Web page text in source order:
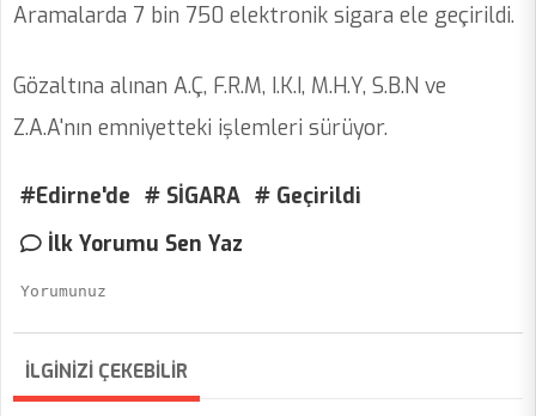
Aramalarda 7 bin 750 elektronik sigara ele geçirildi.
Gözaltına alınan A.Ç, F.R.M, I.K.I, M.H.Y, S.B.N ve
Z.A.A'nın emniyetteki işlemleri sürüyor.
#Edirne'de # SİGARA # Geçirildi
İlk Yorumu Sen Yaz
İLGİNİZİ ÇEKEBİLİR